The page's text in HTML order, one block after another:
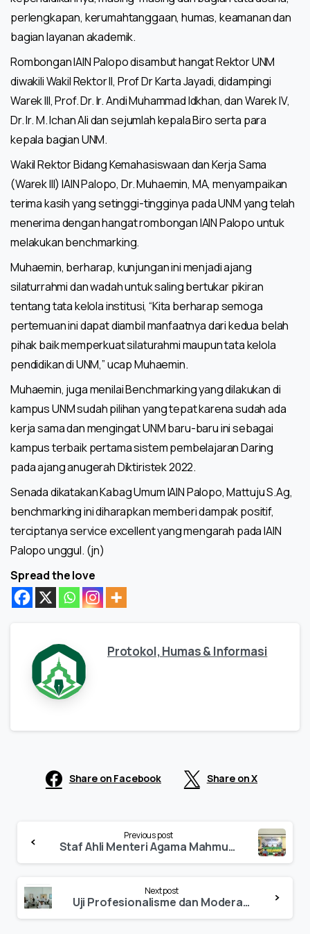
perlengkapan, kerumahtanggaan, humas, keamanan dan
bagian layanan akademik.
Rombongan IAIN Palopo disambut hangat Rektor UNM
diwakili Wakil Rektor II, Prof Dr Karta Jayadi, didampingi
Warek III, Prof. Dr. Ir. Andi Muhammad Idkhan, dan Warek IV,
Dr. Ir. M. Ichan Ali dan sejumlah kepala Biro serta para
kepala bagian UNM.
Wakil Rektor Bidang Kemahasiswaan dan Kerja Sama
(Warek III) IAIN Palopo, Dr. Muhaemin, MA, menyampaikan
terima kasih yang setinggi-tingginya pada UNM yang telah
menerima dengan hangat rombongan IAIN Palopo untuk
melakukan benchmarking.
Muhaemin, berharap, kunjungan ini menjadi ajang
silaturrahmi dan wadah untuk saling bertukar pikiran
tentang tata kelola institusi, “Kita berharap semoga
pertemuan ini dapat diambil manfaatnya dari kedua belah
pihak baik memperkuat silaturahmi maupun tata kelola
pendidikan di UNM,” ucap Muhaemin.
Muhaemin, juga menilai Benchmarking yang dilakukan di
kampus UNM sudah pilihan yang tepat karena sudah ada
kerja sama dan mengingat UNM baru-baru ini sebagai
kampus terbaik pertama sistem pembelajaran Daring
pada ajang anugerah Diktiristek 2022.
Senada dikatakan Kabag Umum IAIN Palopo, Mattuju S.Ag,
benchmarking ini diharapkan memberi dampak positif,
terciptanya service excellent yang mengarah pada IAIN
Palopo unggul. (jn)
Spread the love
Protokol, Humas & Informasi
Share on Facebook Share on X
Reading
Previous post
Staf Ahli Menteri Agama Mahmud Syaltouth Beri Kuliah Umum di IAIN Palopo
Next post
Uji Profesionalisme dan Moderasi Beragama, ASN IAIN Palopo Antusias Ikuti CAT-IPMB.